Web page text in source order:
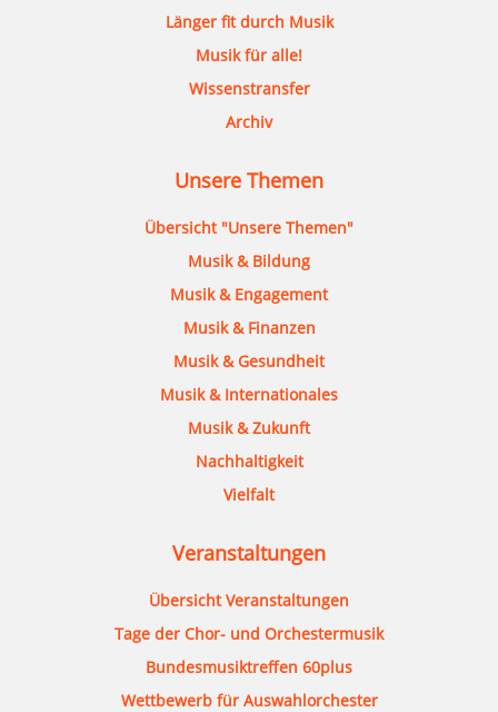
Länger fit durch Musik
Musik für alle!
Wissenstransfer
Archiv
Unsere Themen
Übersicht "Unsere Themen"
Musik & Bildung
Musik & Engagement
Musik & Finanzen
Musik & Gesundheit
Musik & Internationales
Musik & Zukunft
Nachhaltigkeit
Vielfalt
Veranstaltungen
Übersicht Veranstaltungen
Tage der Chor- und Orchestermusik
Bundesmusiktreffen 60plus
Wettbewerb für Auswahlorchester